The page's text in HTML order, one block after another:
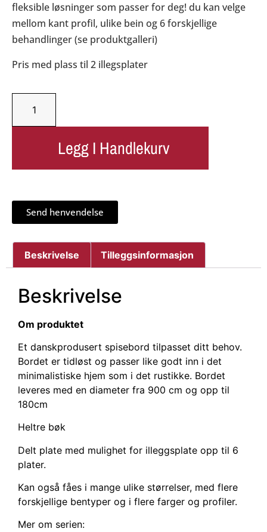
fleksible løsninger som passer for deg! du kan velge
mellom kant profil, ulike bein og 6 forskjellige
behandlinger (se produktgalleri)
Pris med plass til 2 illegsplater
Legg I Handlekurv
Send henvendelse
Beskrivelse Tilleggsinformasjon
Beskrivelse
Om produktet
Et danskprodusert spisebord tilpasset ditt behov.
Bordet er tidløst og passer like godt inn i det
minimalistiske hjem som i det rustikke. Bordet
leveres med en diameter fra 900 cm og opp til
180cm
Heltre bøk
Delt plate med mulighet for illeggsplate opp til 6
plater.
Kan også fåes i mange ulike størrelser, med flere
forskjellige bentyper og i flere farger og profiler.
Mer om serien: